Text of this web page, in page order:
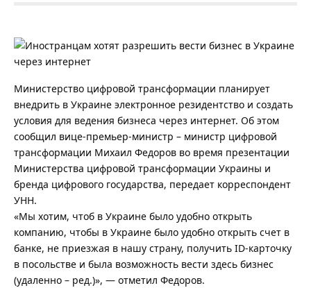
Министерство цифровой трансформации планирует
внедрить в Украине электронное резидентство и создать
условия для ведения бизнеса через интернет. Об этом
сообщил вице-премьер-министр – министр цифровой
трансформации Михаил Федоров во время презентации
Министерства цифровой трансформации Украины и
бренда цифрового государства, передает корреспондент
УНН.
«Мы хотим, чтоб в Украине было удобно открыть
компанию, чтобы в Украине было удобно открыть счет в
банке, не приезжая в нашу страну, получить ID-карточку
в посольстве и была возможность вести здесь бизнес
(удаленно – ред.)», — отметил Федоров.